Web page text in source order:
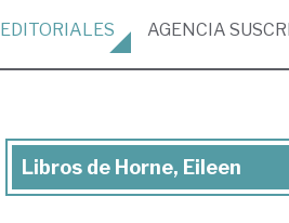
EDITORIALES AGENCIA
Libros
Libros de Horne, Eileen